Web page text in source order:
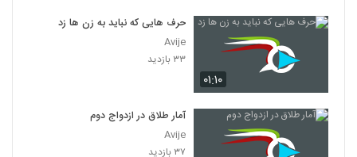
۰۱:۱۰
حرف هایی که نباید به زن ها زد
Avije
۳۳ بازدید
آمار طلاق در ازدواج دوم
Avije
۳۷ بازدید